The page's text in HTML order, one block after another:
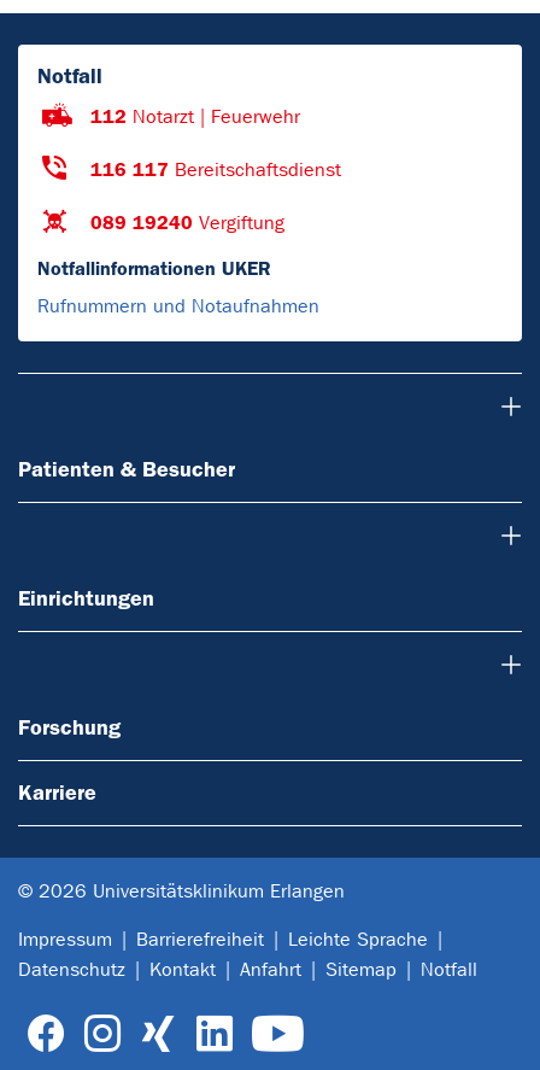
Notfall
112 Notarzt | Feuerwehr
116 117 Bereitschaftsdienst
089 19240 Vergiftung
Notfallinformationen UKER
Rufnummern und Notaufnahmen
Patienten & Besucher
Einrichtungen
Forschung
Karriere
© 2026 Universitätsklinikum Erlangen
Impressum Barrierefreiheit
Leichte Sprache
Datenschutz
Kontakt Anfahrt Sitemap Notfall